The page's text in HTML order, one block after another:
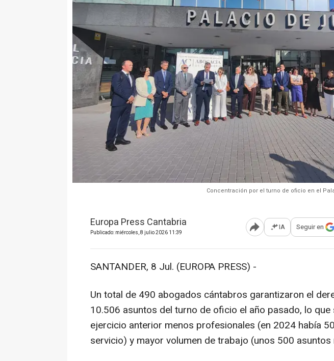
Concentración por el turno de oficio en el
Europa Press Cantabria
Publicado: miércoles, 8 julio 2026 11:39 Abrir opciones para
IA Seguir en
SANTANDER, 8 Jul. (EUROPA PRESS) -
Un total de 490 abogados cántabros garantizaron el
10.506 asuntos del turno de oficio el año pasado, lo
ejercicio anterior menos profesionales (en 2024 había
servicio) y mayor volumen de trabajo (unos 500 asuntos